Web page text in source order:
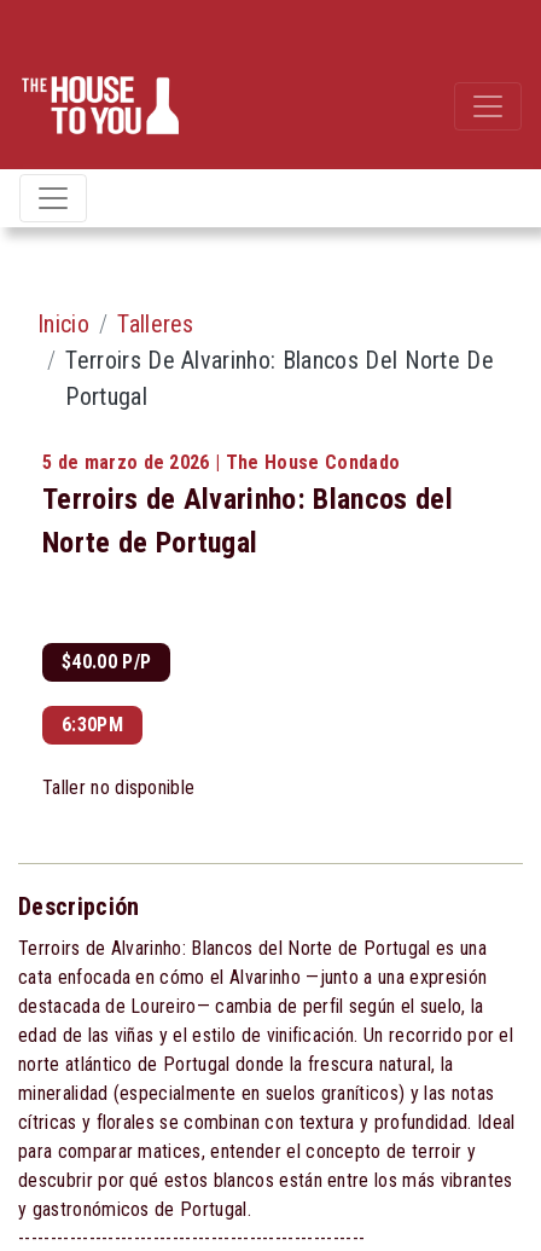
Inicio
Talleres
Terroirs De Alvarinho: Blancos Del Norte De
Portugal
5 de marzo de 2026 | The House Condado
Terroirs de Alvarinho: Blancos del
Norte de Portugal
$40.00 P/P
6:30PM
Taller no disponible
Descripción
Terroirs de Alvarinho: Blancos del Norte de Portugal es una
cata enfocada en cómo el Alvarinho —junto a una expresión
destacada de Loureiro— cambia de perfil según el suelo, la
edad de las viñas y el estilo de vinificación. Un recorrido por el
norte atlántico de Portugal donde la frescura natural, la
mineralidad (especialmente en suelos graníticos) y las notas
cítricas y florales se combinan con textura y profundidad. Ideal
para comparar matices, entender el concepto de terroir y
descubrir por qué estos blancos están entre los más vibrantes
y gastronómicos de Portugal.
------------------------------------------------------